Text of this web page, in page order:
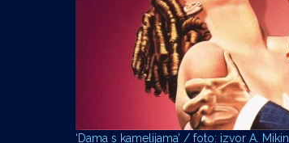
‘Dama s kamelijama’ / foto: izvor A. Mikin